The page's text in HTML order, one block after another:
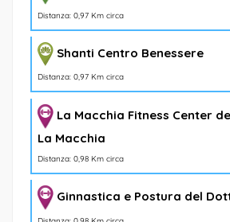
Distanza: 0,97 Km circa
Shanti Centro Benessere
Distanza: 0,97 Km circa
La Macchia Fitness Center
La Macchia
Distanza: 0,98 Km circa
Ginnastica e Postura del